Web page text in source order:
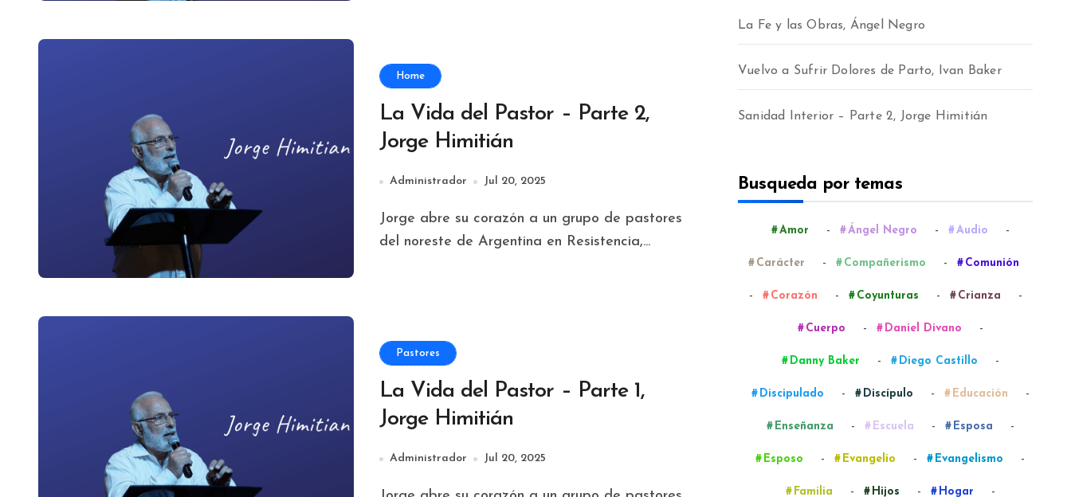
Home
La Vida del Pastor – Parte 2,
Jorge Himitián
Administrador Jul 20, 2025
Jorge abre su corazón a un grupo de pastores
del noreste de Argentina en Resistencia,...
Pastores
La Vida del Pastor – Parte 1,
Jorge Himitián
Administrador Jul 20, 2025
La Fe y las Obras, Ángel Negro
Vuelvo a Sufrir Dolores de Parto, Ivan Baker
Sanidad Interior – Parte 2, Jorge Himitián
Busqueda por temas
Amor - Ángel Negro - Audio -
Carácter - Compañerismo - Comunión
- Corazón - Coyunturas - Crianza -
Cuerpo - Daniel Divano -
Danny Baker - Diego Castillo -
Discipulado - Discípulo - Educación -
Enseñanza - Escuela - Esposa -
Esposo - Evangelio - Evangelismo -
Familia - Hijos - Hogar -